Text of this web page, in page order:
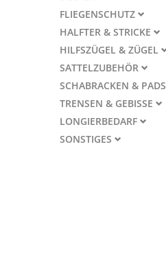
FLIEGENSCHUTZ
HALFTER & STRICKE
HILFSZÜGEL & ZÜGEL
SATTELZUBEHÖR
SCHABRACKEN & PADS
TRENSEN & GEBISSE
LONGIERBEDARF
SONSTIGES